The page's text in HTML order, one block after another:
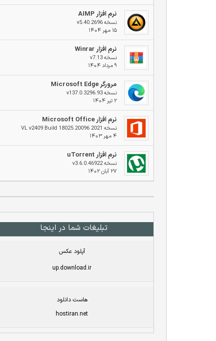
نرم افزار AIMP
نسخه v5.40.2696
۱۵ مهر ۱۴۰۴
نرم افزار Winrar
نسخه v7.13
۹ مرداد ۱۴۰۴
مرورگر Microsoft Edge
نسخه v137.0.3296.93
۲ تیر ۱۴۰۴
نرم افزار Microsoft Office
نسخه 2021 VL v2409 Build 18025.20096
۴ مهر ۱۴۰۳
نرم افزار uTorrent
نسخه v3.6.0.46922
۲۷ آبان ۱۴۰۲
تبلیغات شما در اینجا
آپلود عکس
up.download.ir
هاست دانلود
hostiran.net